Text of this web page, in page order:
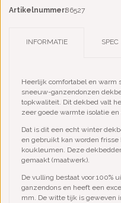
Artikelnummer:86527
INFORMATIE SPEC
Heerlijk comfortabel en warm
sneeuw-ganzendonzen
topkwaliteit. Dit dekbed valt
zeer goede warmte isolatie
Dat is dit een echt winter
en gebruikt kan worden frisse
koukleumen. Deze
gemaakt (maatwerk).
De vulling bestaat voor 100%
ganzendons en heeft een
mm. De witte tijk is geweven